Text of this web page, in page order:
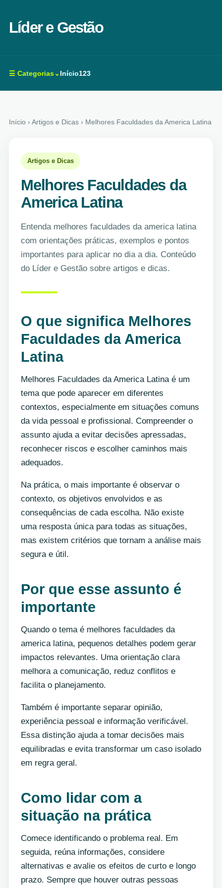
Líder e Gestão
☰ Categorias⌄Início123
Início › Artigos e Dicas › Melhores Faculdades da America Latina
Artigos e Dicas
Melhores Faculdades da
America Latina
Entenda melhores faculdades da america latina
com orientações práticas, exemplos e pontos
importantes para aplicar no dia a dia. Conteúdo
do Líder e Gestão sobre artigos e dicas.
O que significa Melhores
Faculdades da America
Latina
Melhores Faculdades da America Latina é um
tema que pode aparecer em diferentes
contextos, especialmente em situações comuns
da vida pessoal e profissional. Compreender o
assunto ajuda a evitar decisões apressadas,
reconhecer riscos e escolher caminhos mais
adequados.
Na prática, o mais importante é observar o
contexto, os objetivos envolvidos e as
consequências de cada escolha. Não existe
uma resposta única para todas as situações,
mas existem critérios que tornam a análise mais
segura e útil.
Por que esse assunto é
importante
Quando o tema é melhores faculdades da
america latina, pequenos detalhes podem gerar
impactos relevantes. Uma orientação clara
melhora a comunicação, reduz conflitos e
facilita o planejamento.
Também é importante separar opinião,
experiência pessoal e informação verificável.
Essa distinção ajuda a tomar decisões mais
equilibradas e evita transformar um caso isolado
em regra geral.
Como lidar com a
situação na prática
Comece identificando o problema real. Em
seguida, reúna informações, considere
alternativas e avalie os efeitos de curto e longo
prazo. Sempre que houver outras pessoas